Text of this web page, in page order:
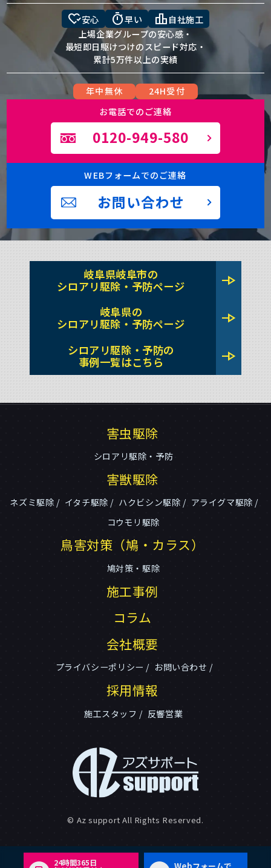
heart_check安心 timer早い leaderboard 自社施工
上場企業グループの安心感・
最短即日駆けつけのスピード対応・
累計5万件以上の実績
年中無休
24H受付
お電話でのご連絡
0120-949-580
WEBフォームでのご連絡
お問い合わせ
岐阜県岐阜市の
シロアリ駆除・予防ページ
line_end_arrow
岐阜県の
シロアリ駆除・予防ページ
line_end_arrow
シロアリ駆除・予防の
事例一覧はこちら
line_end_arrow
害虫駆除
シロアリ駆除・予防
害獣駆除
ネズミ駆除 イタチ駆除 ハクビシン駆除
アライグマ駆除
コウモリ駆除
鳥害対策（鳩・カラス）
鳩対策・駆除
施工事例
コラム
会社概要
プライバシーポリシー お問い合わせ
採用情報
施工スタッフ 反響営業
© Az support All Rights Reserved.
24時間365日 Webフォームで